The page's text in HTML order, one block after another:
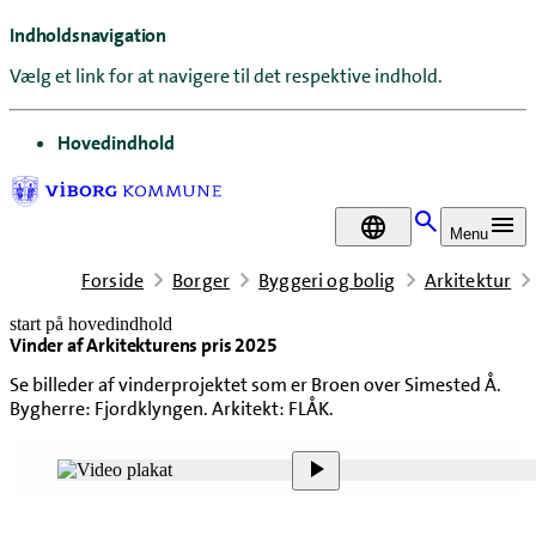
Indholdsnavigation
Vælg et link for at navigere til det respektive indhold.
gå til
Hovedindhold
DA Menu
Forside Borger Byggeri og bolig Arkitektur
start på hovedindhold
Vinder af Arkitekturens pris 2025
Se billeder af vinderprojektet som er Broen over Simested Å.
Bygherre: Fjordklyngen. Arkitekt: FLÅK.
senest opdateret 22. april 2026
Indholdsnavigation